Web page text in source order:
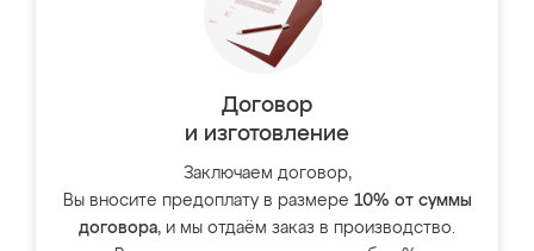
Договор
и изготовление
Заключаем договор,
Вы вносите предоплату в размере 10% от суммы
договора, и мы отдаём заказ в производство.